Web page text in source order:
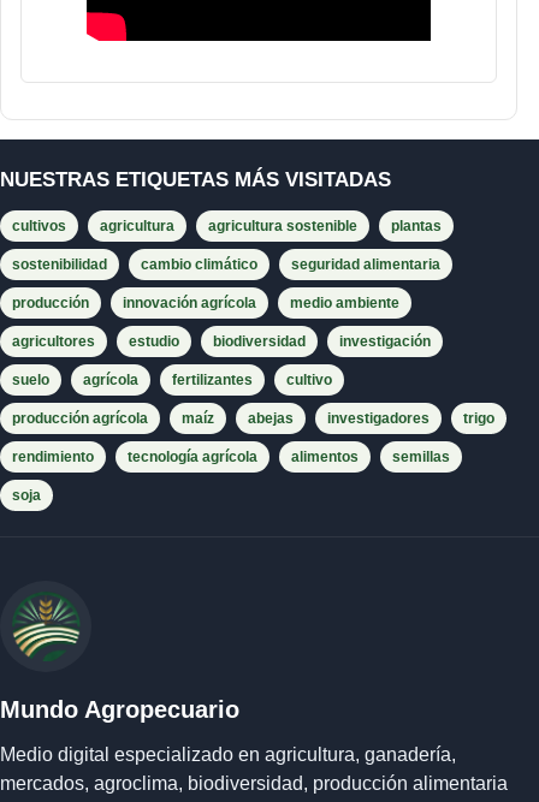
NUESTRAS ETIQUETAS MÁS VISITADAS
cultivos agricultura agricultura sostenible plantas
sostenibilidad cambio climático seguridad alimentaria
producción innovación agrícola medio ambiente
agricultores estudio biodiversidad investigación
suelo agrícola fertilizantes cultivo
producción agrícola maíz abejas investigadores trigo
rendimiento tecnología agrícola alimentos semillas
soja
Mundo Agropecuario
Medio digital especializado en agricultura, ganadería,
mercados, agroclima, biodiversidad, producción alimentaria